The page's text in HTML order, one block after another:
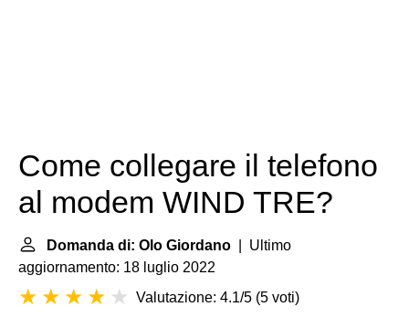
Come collegare il telefono
al modem WIND TRE?
Domanda di: Olo Giordano | Ultimo
aggiornamento: 18 luglio 2022
Valutazione: 4.1/5 (5 voti)